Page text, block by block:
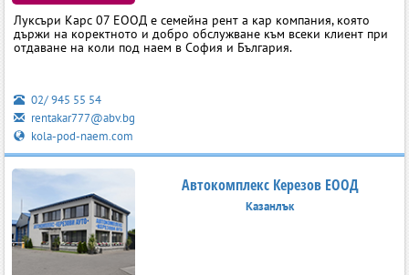
Луксъри Карс 07 ЕООД е семейна рент а кар компания, която
държи на коректното и добро обслужване към всеки клиент при
отдаване на коли под наем в София и България.
02/ 945 55 54
rentakar777@abv.bg
kola-pod-naem.com
Автокомплекс Керезов ЕООД
Казанлък